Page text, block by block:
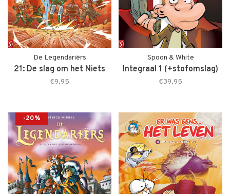
De Legendariërs
21: De slag om het Niets
€9,95
Spoon & White
Integraal 1 (+stofomslag)
€39,95
-20%